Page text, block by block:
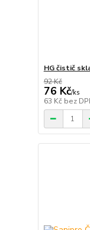
HG čistič
92 Kč
76 Kč/ks
63 Kč bez